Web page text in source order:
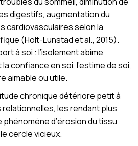
digestifs, augmentation du
cardiovasculaires selon la
(Holt-Lunstad et al., 2015).
à soi : l’isolement abîme
confiance en soi, l’estime de soi,
aimable ou utile.
chronique détériore petit à
les rendant plus
d’érosion du tissu
cercle vicieux.